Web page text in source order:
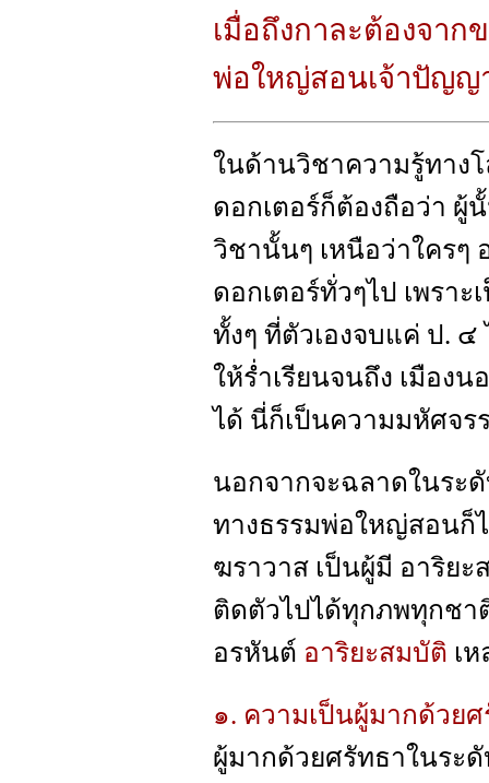
เมื่อถึงกาละต้องจาก
พ่อใหญ่สอนเจ้าปัญญ
ในด้านวิชาความรู้ทาง
ดอกเตอร์ก็ต้องถือว่า ผู้
วิชานั้นๆ เหนือว่าใครๆ
ดอกเตอร์ทั่วๆไป เพรา
ทั้งๆ ที่ตัวเองจบแค่ ป. ๔
ให้ร่ำเรียนจนถึง เมือง
ได้ นี่ก็เป็นความมหัศจร
นอกจากจะฉลาดในระ
ทางธรรมพ่อใหญ่สอนก็
ฆราวาส เป็นผู้มี อาริย
ติดตัวไปได้ทุกภพทุกชา
อรหันต์ อาริยะสมบัติ เ
๑. ความเป็นผู้มากด้วย
ผู้มากด้วยศรัทธาในระ